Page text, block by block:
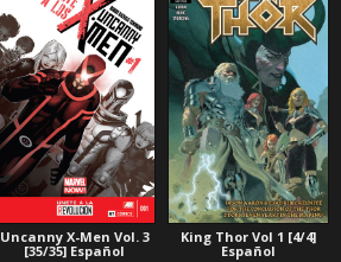
Uncanny X-Men Vol. 3
[35/35] Español
King Thor Vol 1 [4/4]
Español